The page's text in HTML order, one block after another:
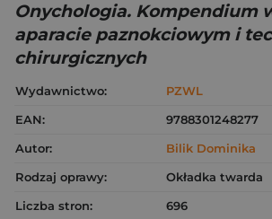
Onychologia. Kompendium
aparacie paznokciowym i
chirurgicznych
Wydawnictwo:
PZWL
EAN:
9788301248277
Autor:
Bilik Dominika
Rodzaj oprawy:
Okładka twarda
Liczba stron:
696